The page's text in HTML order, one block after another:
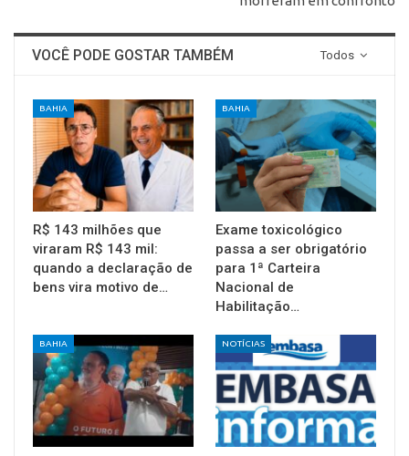
Todos
VOCÊ PODE GOSTAR TAMBÉM
BAHIA
R$ 143 milhões que
viraram R$ 143 mil:
quando a declaração de
bens vira motivo de…
BAHIA
Exame toxicológico
passa a ser obrigatório
para 1ª Carteira
Nacional de
Habilitação…
BAHIA NOTÍCIAS